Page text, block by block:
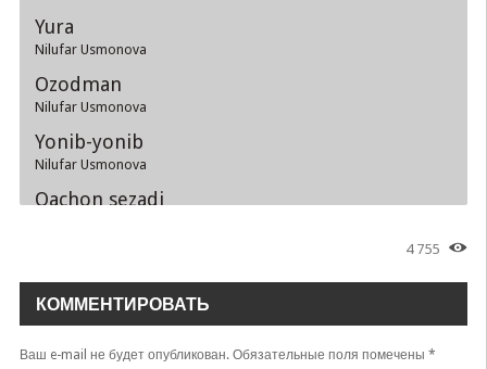
Yura
Nilufar Usmonova
Ozodman
Nilufar Usmonova
Yonib-yonib
Nilufar Usmonova
Qachon sezadi
Nilufar Usmonova
Yoqasan
4 755
КОММЕНТИРОВАТЬ
Ваш e-mail не будет опубликован.Обязательные поля помечены *